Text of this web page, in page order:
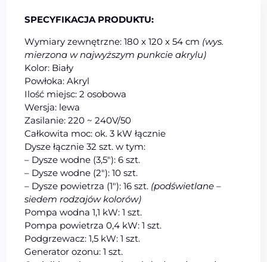
SPECYFIKACJA PRODUKTU:
Wymiary zewnętrzne: 180 x 120 x 54 cm (wys.
mierzona w najwyższym punkcie akrylu)
Kolor: Biały
Powłoka: Akryl
Ilość miejsc: 2 osobowa
Wersja: lewa
Zasilanie: 220 ~ 240V/50
Całkowita moc: ok. 3 kW łącznie
Dysze łącznie 32 szt. w tym:
– Dysze wodne (3,5″): 6 szt.
– Dysze wodne (2″): 10 szt.
– Dysze powietrza (1″): 16 szt. (podświetlane –
siedem rodzajów kolorów)
Pompa wodna 1,1 kW: 1 szt.
Pompa powietrza 0,4 kW: 1 szt.
Podgrzewacz: 1,5 kW: 1 szt.
Generator ozonu: 1 szt.